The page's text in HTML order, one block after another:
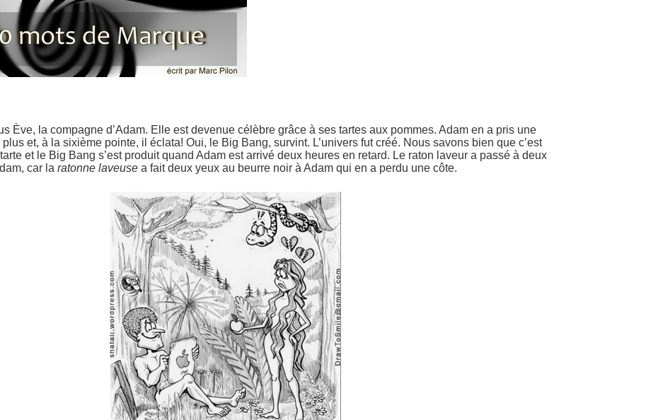
Ève, la compagne d’Adam. Elle est devenue célèbre grâce à ses tartes aux pommes. Adam en a pris une
et, à la sixième pointe, il éclata! Oui, le Big Bang, survint. L’univers fut créé. Nous savons bien que c’est
et le Big Bang s’est produit quand Adam est arrivé deux heures en retard. Le raton laveur a passé à deux
car laratonne laveuse a fait deux yeux au beurre noir à Adam qui en a perdu une côte.